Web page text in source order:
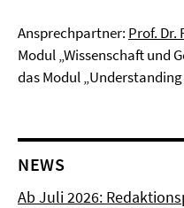
Ansprechpartner: Prof. Dr.
Modul „Wissenschaft und
das Modul
NEWS
Ab Juli 2026: